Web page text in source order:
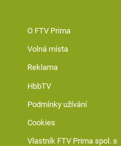
O FTV Prima
Volná místa
Reklama
HbbTV
Podmínky užívání
Cookies
Vlastník FTV Prima spol. s